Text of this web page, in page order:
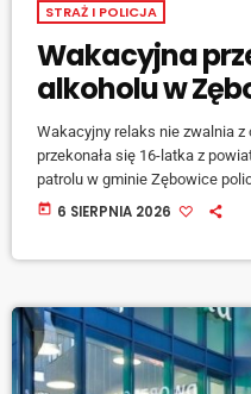
STRAŻ I POLICJA
Wakacyjna
alkoholu w
Wakacyjny relaks nie zwalnia
przekonała się 16-latka z
patrolu w gminie Zębowice
mikro samochód, którego
wezwano matkę nieletniej.
today 6 SIERPNIA 2026